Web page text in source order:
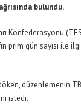
bulundu.
Konfederasyonu
prim gün sayısı ile
düzenlemenin
istedi.